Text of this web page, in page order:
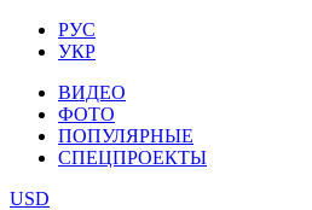
РУС
УКР
ВИДЕО
ФОТО
ПОПУЛЯРНЫЕ
СПЕЦПРОЕКТЫ
USD